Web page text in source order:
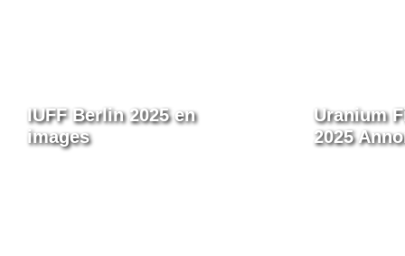
IUFF Berlin 2025 en
images
Uranium
2025